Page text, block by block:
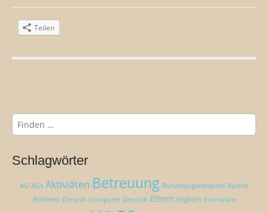
Teilen
r
a
S
u
h
e
Schlagwörter
AG AGs Aktiviäten Betreuung Bundesjugendspiele Bücher
Bücherei Chronik Computer Deutsch Eltern Englisch Formulare